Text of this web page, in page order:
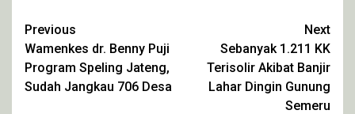
di
jendela
yang
baru)
yang
baru)
yang
baru)
Continue
Reading
Previous
Wamenkes dr. Benny Puji
Program Speling Jateng,
Sudah Jangkau 706 Desa
Next
Sebanyak 1.211 KK
Terisolir Akibat Banjir
Lahar Dingin Gunung
Semeru